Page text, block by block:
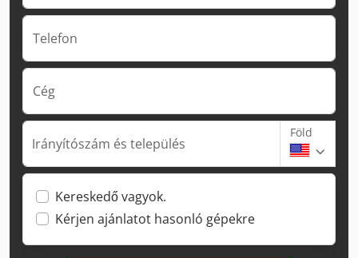
Telefon
Cég
Irányítószám és település
Föld
Kereskedő vagyok.
Kérjen ajánlatot hasonló gépekre